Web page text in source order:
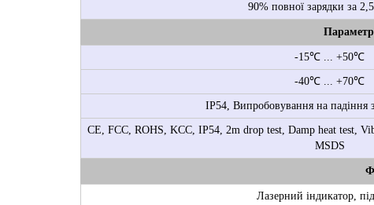
90% повної зарядки за
-15℃ ... +50℃
-40℃ ... +70℃
IP54, Випробовування на падіння
CE, FCC, ROHS, KCC, IP54, 2m drop test, Damp heat test,
MSDS
Лазерний індикатор,